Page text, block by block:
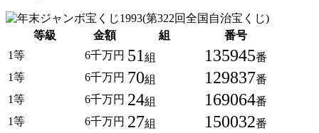
等級 金額 組
番号
1等
6千万円 51 組 135945番
1等
6千万円 70組 129837番
1等
6千万円 24組 169064番
1等
6千万円 27組 150032番